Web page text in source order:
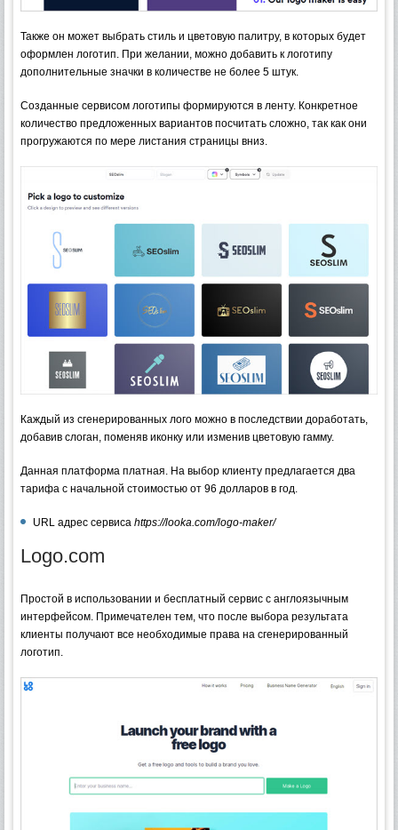
Также он может выбрать стиль и цветовую палитру, в которых будет
оформлен логотип. При желании, можно добавить к логотипу
дополнительные значки в количестве не более 5 штук.
Созданные сервисом логотипы формируются в ленту. Конкретное
количество предложенных вариантов посчитать сложно, так как они
прогружаются по мере листания страницы вниз.
Каждый из сгенерированных лого можно в последствии доработать,
добавив слоган, поменяв иконку или изменив цветовую гамму.
Данная платформа платная. На выбор клиенту предлагается два
тарифа с начальной стоимостью от 96 долларов в год.
URL адрес сервиса https://looka.com/logo-maker/
Logo.com
Простой в использовании и бесплатный сервис с англоязычным
интерфейсом. Примечателен тем, что после выбора результата
клиенты получают все необходимые права на сгенерированный
логотип.